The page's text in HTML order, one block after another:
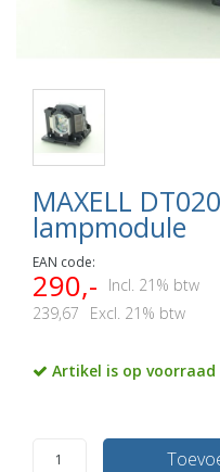
MAXELL
lampmodule
EAN code:
290,-
Incl. 21% btw
239,67
Excl. 21% btw
Artikel is op voorraad